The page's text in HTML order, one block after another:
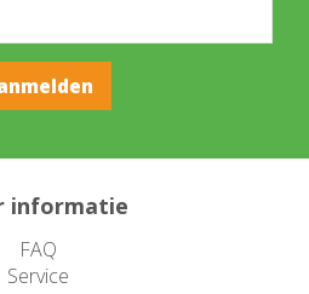
informatie
FAQ
Service